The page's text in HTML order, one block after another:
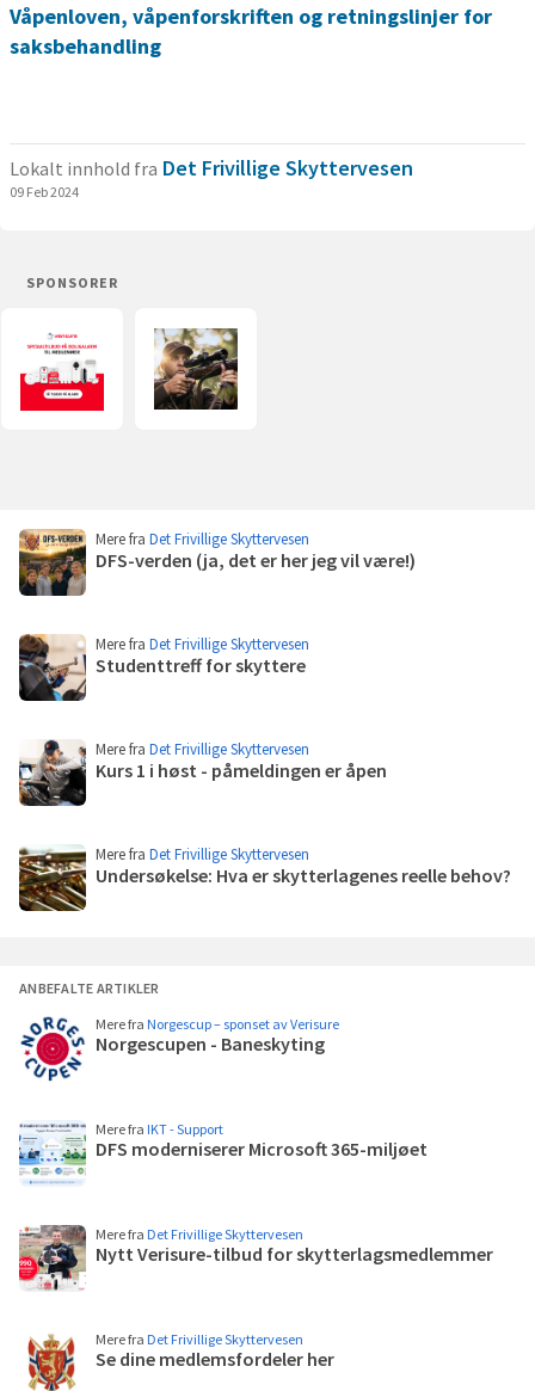
Våpenloven, våpenforskriften og retningslinjer for
saksbehandling
Lokalt innhold fra Det Frivillige Skyttervesen
09 Feb 2024
SPONSORER
Verisure
(åpnes
ny
Sauer
(åpnes
i
poster
Mere fra Det Frivillige Skyttervesen
DFS-verden (ja, det er her jeg vil være!)
Mere fra Det Frivillige Skyttervesen
Studenttreff for skyttere
Mere fra Det Frivillige Skyttervesen
Kurs 1 i høst - påmeldingen er åpen
Mere fra Det Frivillige Skyttervesen
Undersøkelse: Hva er skytterlagenes reelle behov?
ANBEFALTE ARTIKLER
Mere fra Norgescup – sponset av Verisure
Norgescupen - Baneskyting
Mere fra IKT - Support
DFS moderniserer Microsoft 365-miljøet
Mere fra Det Frivillige Skyttervesen
Nytt Verisure-tilbud for skytterlagsmedlemmer
Mere fra Det Frivillige Skyttervesen
Se dine medlemsfordeler her